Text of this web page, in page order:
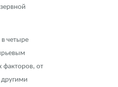
четыре
факторов, от
другими